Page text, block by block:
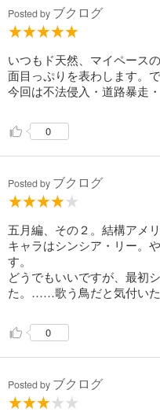
Posted by ブクログ
いつもド天然、マイペース
面目っぷりを表わします。
今回は不法侵入・道路暴走
0
Posted by ブクログ
五月編、その２。結構アメ
キャラはシンシア・リー。
す。
どうでもいいですが、最初
た。……歌う鳥だと気付いた
0
Posted by ブクログ